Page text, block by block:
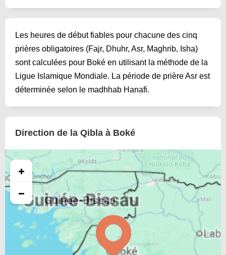
Les heures de début fiables pour chacune des cinq
prières obligatoires (Fajr, Dhuhr, Asr, Maghrib, Isha)
sont calculées pour Boké en utilisant la méthode de la
Ligue Islamique Mondiale. La période de prière Asr est
déterminée selon le madhhab Hanafi.
Direction de la Qibla à Boké
+
−